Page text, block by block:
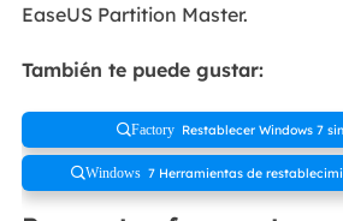
EaseUS Partition Master.
También te puede gustar:
Factory Restablecer Windows 7
Windows 7 Herramientas de